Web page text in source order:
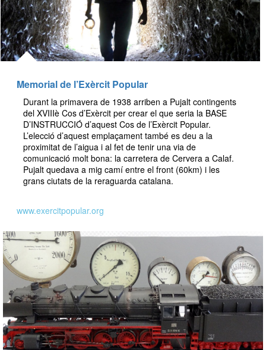
Memorial de l’Exèrcit Popular
Durant la primavera de 1938 arriben a Pujalt contingents
del XVIIIè Cos d’Exèrcit per crear el que seria la BASE
D’INSTRUCCIÓ d’aquest Cos de l’Exèrcit Popular.
L’elecció d’aquest emplaçament també es deu a la
proximitat de l’aigua i al fet de tenir una via de
comunicació molt bona: la carretera de Cervera a Calaf.
Pujalt quedava a mig camí entre el front (60km) i les
grans ciutats de la reraguarda catalana.
www.exercitpopular.org